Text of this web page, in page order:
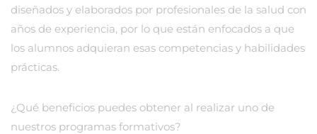
diseñados y elaborados por profesionales de la salud con
años de experiencia, por lo que están enfocados a que
los alumnos adquieran esas competencias y habilidades
prácticas.
¿Qué beneficios puedes obtener al realizar uno de
nuestros programas formativos?